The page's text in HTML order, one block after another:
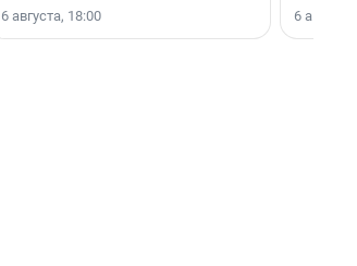
6 августа, 18:00
области».
6